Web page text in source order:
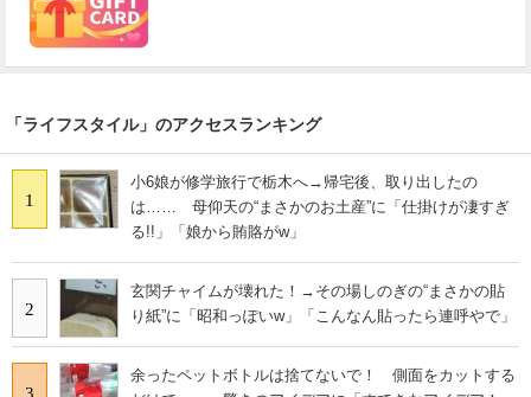
「ライフスタイル」のアクセスランキング
1
小6娘が修学旅行で栃木へ→帰宅後、取り出したの
は…… 母仰天の“まさかのお土産”に「仕掛けが凄すぎ
る!!」「娘から賄賂がw」
2
玄関チャイムが壊れた！→その場しのぎの“まさかの貼
り紙”に「昭和っぽいw」「こんなん貼ったら連呼やで」
余ったペットボトルは捨てないで！ 側面をカットする